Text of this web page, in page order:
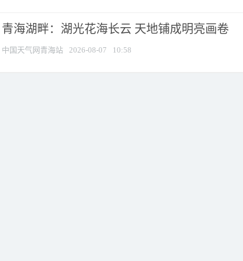
青海湖畔：湖光花海长云 天地铺成明亮画卷
中国天气网青海站 2026-08-07 10:58